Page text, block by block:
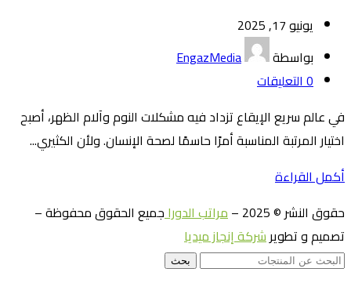
يونيو 17, 2025
بواسطة
EngazMedia
0التعليقات
في عالم سريع الإيقاع تزداد فيه مشكلات النوم وآلام الظهر، أصبح
اختيار المرتبة المناسبة أمرًا حاسمًا لصحة الإنسان. ولأن الكثيري...
أكمل القراءة
حقوق النشر © 2025 –
مراتب الدوراجميع الحقوق محفوظة –
تصميم و تطويرشركة إنجاز ميديا
بحث